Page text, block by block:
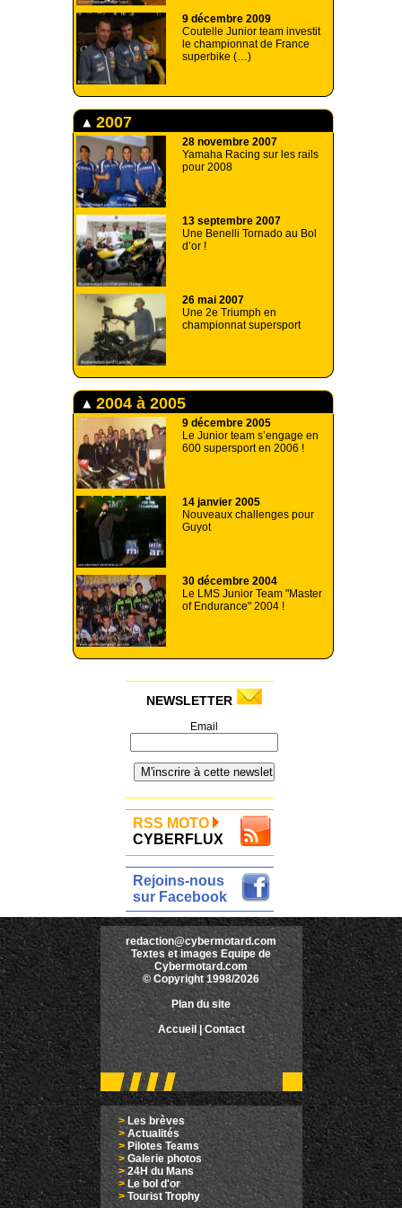
9 décembre 2009
Coutelle Junior team investit
le championnat de France
superbike (…)
2007
28 novembre 2007
Yamaha Racing sur les rails
pour 2008
13 septembre 2007
Une Benelli Tornado au Bol
d’or !
26 mai 2007
Une 2e Triumph en
championnat supersport
2004 à 2005
9 décembre 2005
Le Junior team s’engage en
600 supersport en 2006 !
14 janvier 2005
Nouveaux challenges pour
Guyot
30 décembre 2004
Le LMS Junior Team "Master
of Endurance" 2004 !
NEWSLETTER
Email
RSS MOTO
CYBERFLUX
Rejoins-nous
sur Facebook
redaction@cybermotard.com
Textes et images Equipe de
Cybermotard.com
© Copyright 1998/2026
Plan du site
Accueil |Contact
>Les brèves
> Actualités
> Pilotes Teams
>Galerie photos
>24H du Mans
>Le bol d'or
> Tourist Trophy